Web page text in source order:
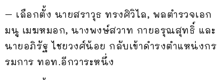
– เลือกตั้ง นายสราวุธ ทรงศิวิไล, พลตํารวจเอก
มนู เมฆหมอก, นางพงษ์สวาท กายอรุณสุทธิ์ และ
นายอภิรัฐ ไชยวงศ์น้อย กลับเข้าดํารงตําแหน่งกร
รมการ ทอท.อีกวาระหนึ่ง